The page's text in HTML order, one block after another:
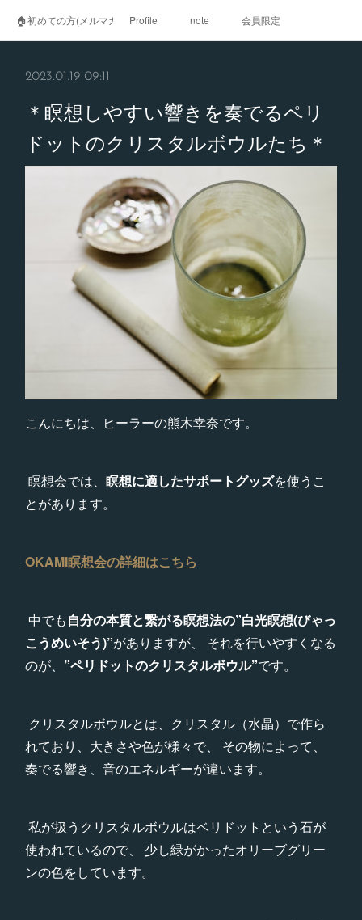
🏠初めての方(メルマガ登録)Profile note 会員限定
2023.01.19 09:11
＊瞑想しやすい響きを奏でるペリ
ドットのクリスタルボウルたち＊
こんにちは、ヒーラーの熊木幸奈です。
瞑想会では、 瞑想に適したサポートグッズを使うこ
とがあります。
OKAMI瞑想会の詳細はこちら
中でも自分の本質と繋がる瞑想法の”白光瞑想(びゃっ
こうめいそう)”がありますが、 それを行いやすくなる
のが、 ”ペリドットのクリスタルボウル”です。
クリスタルボウルとは、クリスタル（水晶）で作ら
れており、大きさや色が様々で、 その物によって、
奏でる響き、音のエネルギーが違います。
私が扱うクリスタルボウルはベリドットという石が
使われているので、 少し緑がかったオリーブグリー
ンの色をしています。